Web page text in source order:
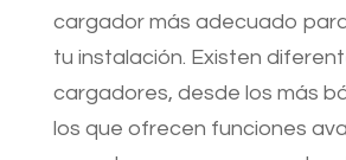
cargador más adecuado
tu instalación. Existen
cargadores, desde los más
los que ofrecen funciones